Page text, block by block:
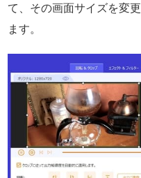
て、その画面サイズを変
ます。